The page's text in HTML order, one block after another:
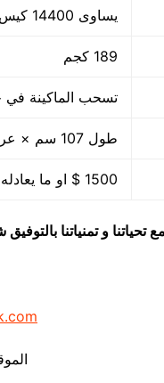
يساوى 14400 كيس بالساعة بمقاس مبدئي
189 كجم
تسحب الماكينة في حدود 40 متر مكعب هواء فاكيوم من
طول 107 سم × عرض 85 سم × ارتفاع 105 سم
1500 $ او ما يعادله بالجنيه المصرى
مع تحياتنا و تمنياتنا